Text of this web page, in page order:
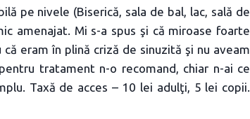
pe nivele (Biserică, sala de bal, lac, sală de
amenajat. Mi s-a spus şi că miroase foarte
eram în plină criză de sinuzită şi nu aveam
tratament n-o recomand, chiar n-ai ce
Taxă de acces – 10 lei adulţi, 5 lei copii.